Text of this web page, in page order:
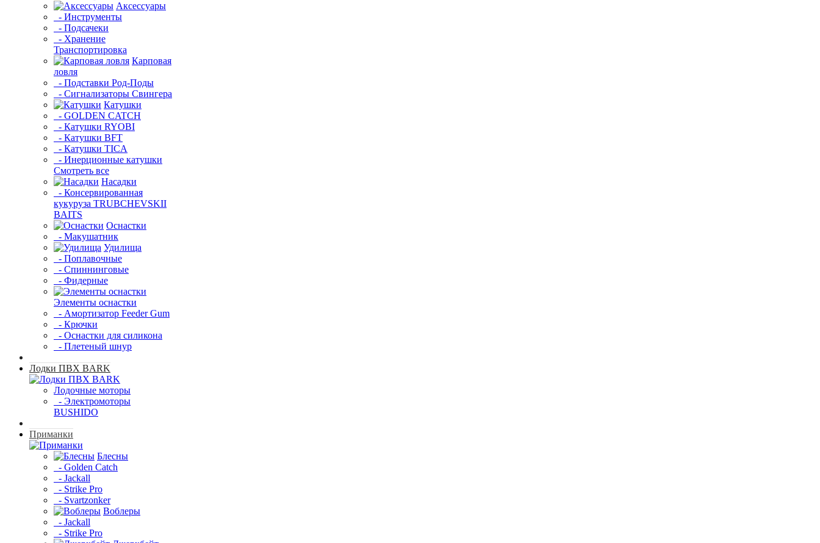
Аксессуары
- Инструменты
- Подсачеки
- Хранение
Транспортировка
Карповая
ловля
- Подставки Род-Поды
- Сигнализаторы Свингера
Катушки
- GOLDEN CATCH
- Катушки RYOBI
- Катушки BFT
- Катушки TICA
- Инерционные катушки
Смотреть все
Насадки
- Консервированная
кукуруза TRUBCHEVSKII
BAITS
Оснастки
- Макушатник
Удилища
- Поплавочные
- Спиннинговые
- Фидерные
Элементы оснастки
- Амортизатор Feeder Gum
- Крючки
- Оснастки для силикона
- Плетеный шнур
Лодки ПВХ BARK
Лодочные моторы
- Электромоторы
BUSHIDO
Приманки
Блесны
- Golden Catch
- Jackall
- Strike Pro
- Svartzonker
Воблеры
- Jackall
- Strike Pro